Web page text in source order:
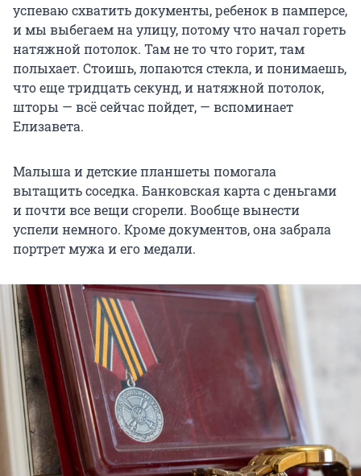
успеваю схватить документы, ребенок в памперсе,
и мы выбегаем на улицу, потому что начал гореть
натяжной потолок. Там не то что горит, там
полыхает. Стоишь, лопаются стекла, и понимаешь,
что еще тридцать секунд, и натяжной потолок,
шторы — всё сейчас пойдет, — вспоминает
Елизавета.
Малыша и детские планшеты помогала
вытащить соседка. Банковская карта с деньгами
и почти все вещи сгорели. Вообще вынести
успели немного. Кроме документов, она забрала
портрет мужа и его медали.